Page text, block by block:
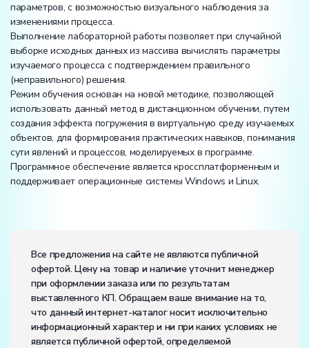
параметров, с возможностью визуального наблюдения за
изменениями процесса.
Выполнение лабораторной работы позволяет при случайной
выборке исходных данных из массива вычислять параметры
изучаемого процесса с подтверждением правильного
(неправильного) решения.
Режим обучения основан на новой методике, позволяющей
использовать данный метод в дистанционном обучении, путем
создания эффекта погружения в виртуальную среду изучаемых
объектов, для формирования практических навыков, понимания
сути явлений и процессов, моделируемых в программе.
Программное обеспечение является кроссплатформенным и
поддерживает операционные системы Windows и Linux.
частота, Гц:50
Класс защиты от поражения электрическим током:
Диапазон рабочих температур, ˚С:+10…+35
Влажность, %:до 80
Количество человек, которое одновременно и
активно может работать на комплекте:1
Все предложения на сайте не являются публичной
офертой. Цену на товар и наличие уточнит менеджер
при оформлении заказа или по результатам
выставленного КП. Обращаем ваше внимание на то,
что данный интернет-каталог носит исключительно
информационный характер и ни при каких условиях не
является публичной офертой, определяемой